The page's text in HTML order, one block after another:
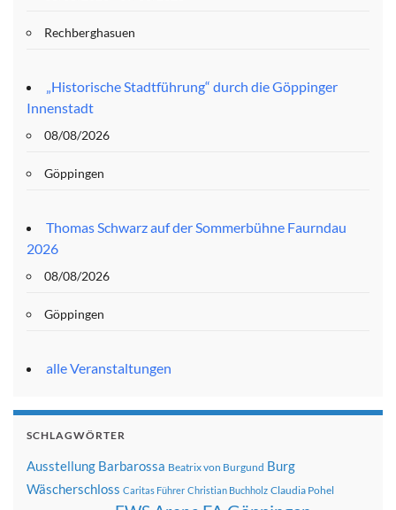
Rechberghasuen
„Historische Stadtführung“ durch die Göppinger
Innenstadt
08/08/2026
Göppingen
Thomas Schwarz auf der Sommerbühne Faurndau
2026
08/08/2026
Göppingen
alle Veranstaltungen
SCHLAGWÖRTER
Ausstellung Barbarossa Beatrix von Burgund Burg
Wäscherschloss Caritas Führer Christian Buchholz Claudia Pohel